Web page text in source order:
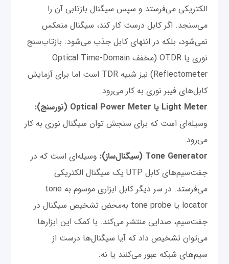
الکتریکی می‌فرستد و سپس سیگنال بازتابی آن را
می‌سنجد. اگر کابل درست کار ‌کند، سیگنال منعکس
نمی‌شود، بلکه در انتهای کابل جذب می‌شود. بازتاب‌سنج
نوری یا OTDR (مخفف Optical Time-Domain
Reflectometer) نیز شبیه TDR است اما برای آزمایش
کابل‌های فیبر نوری به کار می‌رود.
Light Meter یا Optical Power Meter (نورسنج):
وسیله‌ای است که برای سنجش توان سیگنال نوری به کار
می‌رود.
Tone Generator (سیگنال‌ساز):
وسیله‌ای است که در
جفت‌سیم‌های کابل UTP یک سیگنال الکتریکی
می‌فرستد. در سر دیگر کابل ابزاری موسوم به tone
locator یا tone probe به‌محض تشخیص سیگنال در
جفت‌سیم، صدایی منتشر می‌کند. با کمک این ابزارها
می‌توان تشخیص داد که آیا سیگنال‌ها درست از
سیم‌های شبکه عبور می‌کنند یا نه.